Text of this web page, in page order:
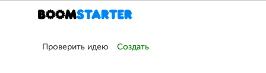
Проверить идею Создать